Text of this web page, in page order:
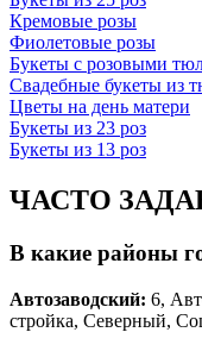
Кремовые розы
Фиолетовые розы
Букеты с розовыми
Свадебные букеты из
Цветы на день матери
Букеты из 23 роз
Букеты из 13 роз
ЧАСТО
В какие районы
Автозаводский: 6,
стройка, Северный,